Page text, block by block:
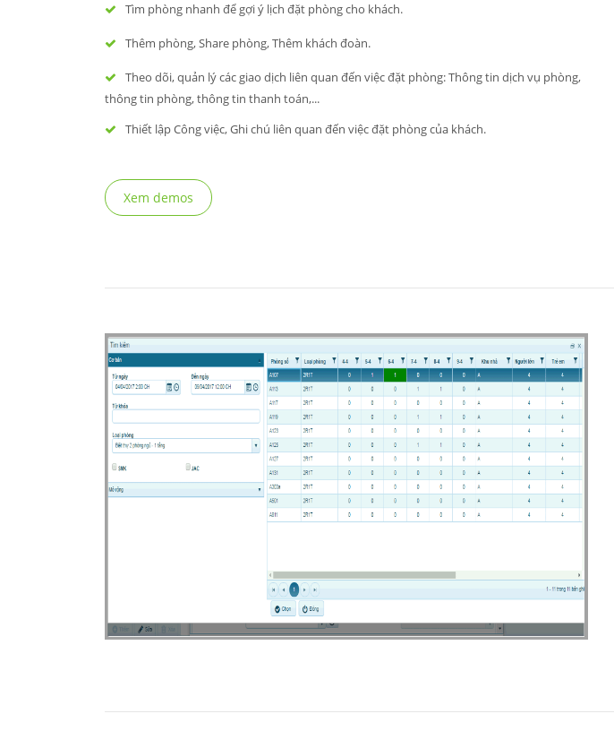
Tìm phòng nhanh để gợi ý lịch đặt phòng cho khách.
Thêm phòng, Share phòng, Thêm khách đoàn.
Theo dõi, quản lý các giao dịch liên quan đến việc đặt phòng: Thông tin dịch vụ phòng,
thông tin phòng, thông tin thanh toán,...
Thiết lập Công việc, Ghi chú liên quan đến việc đặt phòng của khách.
Xem demos